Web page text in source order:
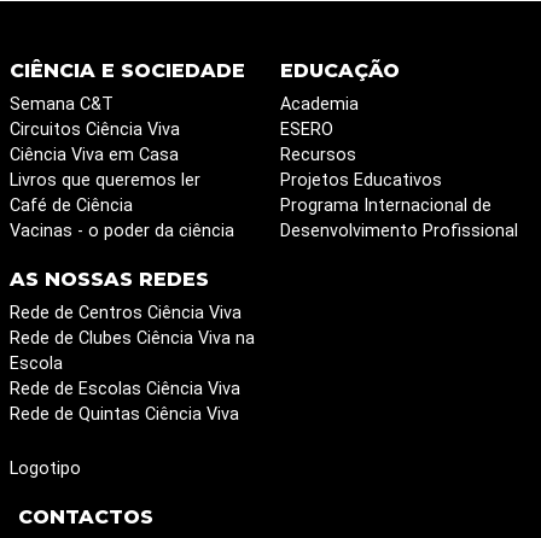
CIÊNCIA E SOCIEDADE
Semana C&T
Circuitos Ciência Viva
Ciência Viva em Casa
Livros que queremos ler
Café de Ciência
Vacinas - o poder da ciência
EDUCAÇÃO
Academia
ESERO
Recursos
Projetos Educativos
Programa Internacional de
Desenvolvimento Profissional
AS NOSSAS REDES
Rede de Centros Ciência Viva
Rede de Clubes Ciência Viva na
Escola
Rede de Escolas Ciência Viva
Rede de Quintas Ciência Viva
Logotipo
CONTACTOS